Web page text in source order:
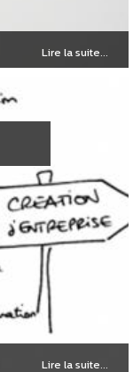
Lire la suite...
Lire la suite...